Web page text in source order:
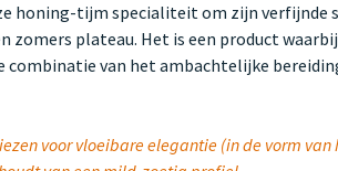
honing-tijm specialiteit om zijn
zomers plateau. Het is een product
combinatie van het ambachtelijke
voor vloeibare elegantie (in de vorm